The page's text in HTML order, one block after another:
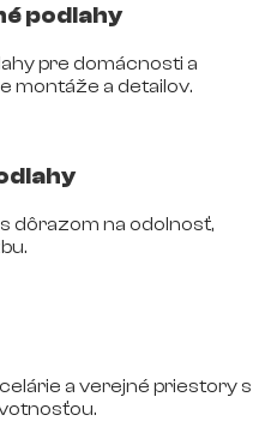
podlahy
pre domácnosti a
montáže a detailov.
dôrazom na odolnosť,
a verejné priestory s